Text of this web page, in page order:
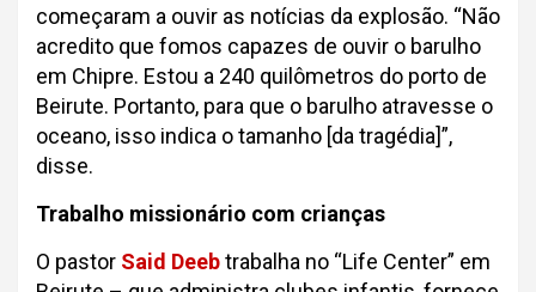
começaram a ouvir as notícias da explosão. “Não
acredito que fomos capazes de ouvir o barulho
em Chipre. Estou a 240 quilômetros do porto de
Beirute. Portanto, para que o barulho atravesse o
oceano, isso indica o tamanho [da tragédia]”,
disse.
Trabalho missionário com crianças
O pastor Said Deebtrabalha no “Life Center” em